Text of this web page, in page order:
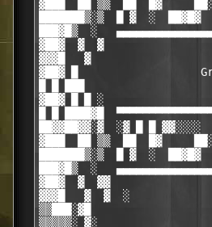
▓███  ██ ▒▒  ██  █▓
███████▒░▒  █ ▓  ░
███▓█▒  ░
▓██▓  ▓  ▓
▓▓▓█   ▓
▓██▓ █
▓██▓ █ █ ░
█ █ ████▓█
██▓▓██▓▓░▓  ░▓ █ █
▓███  ██ ▒▒  ██  █▓
███████▒░▒  █ ▓  ░
███▓█▒  ░
▓██▓  ▓  ▓▓
▓▓▓█   ▓  ▓  ░
▒▒███░▓█
▒▒▒▒▒░ ▓░